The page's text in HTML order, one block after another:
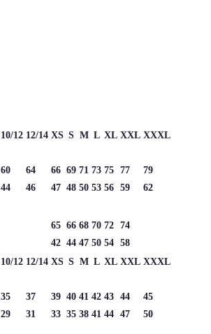
10/12 12/14 XS S M L XL XXL XXXL
60 64 66 69 71 73 75 77
79
44 46 47 48 50 53 56 59
62
65 66 68 70 72 74
42 44 47 50 54 58
10/12 12/14 XS S M L XL XXL XXXL
35 37 39 40 41 42 43 44
45
29 31 33 35 38 41 44 47
50